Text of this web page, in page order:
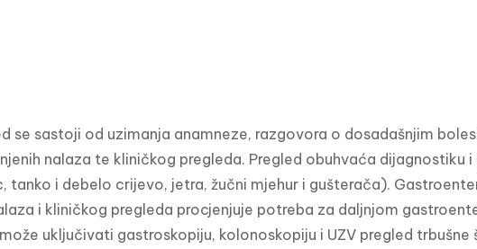
se sastoji od uzimanja anamneze, razgovora o dosadašnjim
nalaza te kliničkog pregleda. Pregled obuhvaća dijagnostiku
tanko i debelo crijevo, jetra, žučni mjehur i gušterača).
i kliničkog pregleda procjenjuje potreba za daljnjom
uključivati gastroskopiju, kolonoskopiju i UZV pregled trbušne